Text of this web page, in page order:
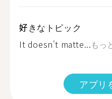
好きなトピック
It doesn't matte...もっ
アプリ